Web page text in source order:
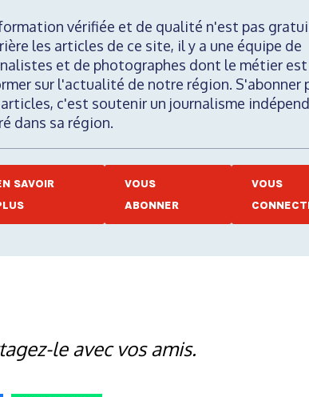
vérifiée et de qualité n'est pas
les articles de ce site, il y a une équipe de
et de photographes dont le métier est
sur l'actualité de notre région. S'abonner
c'est soutenir un journalisme
dans sa région.
SAVOIR
VOUS
ABONNER
VOUS
le avec vos amis.